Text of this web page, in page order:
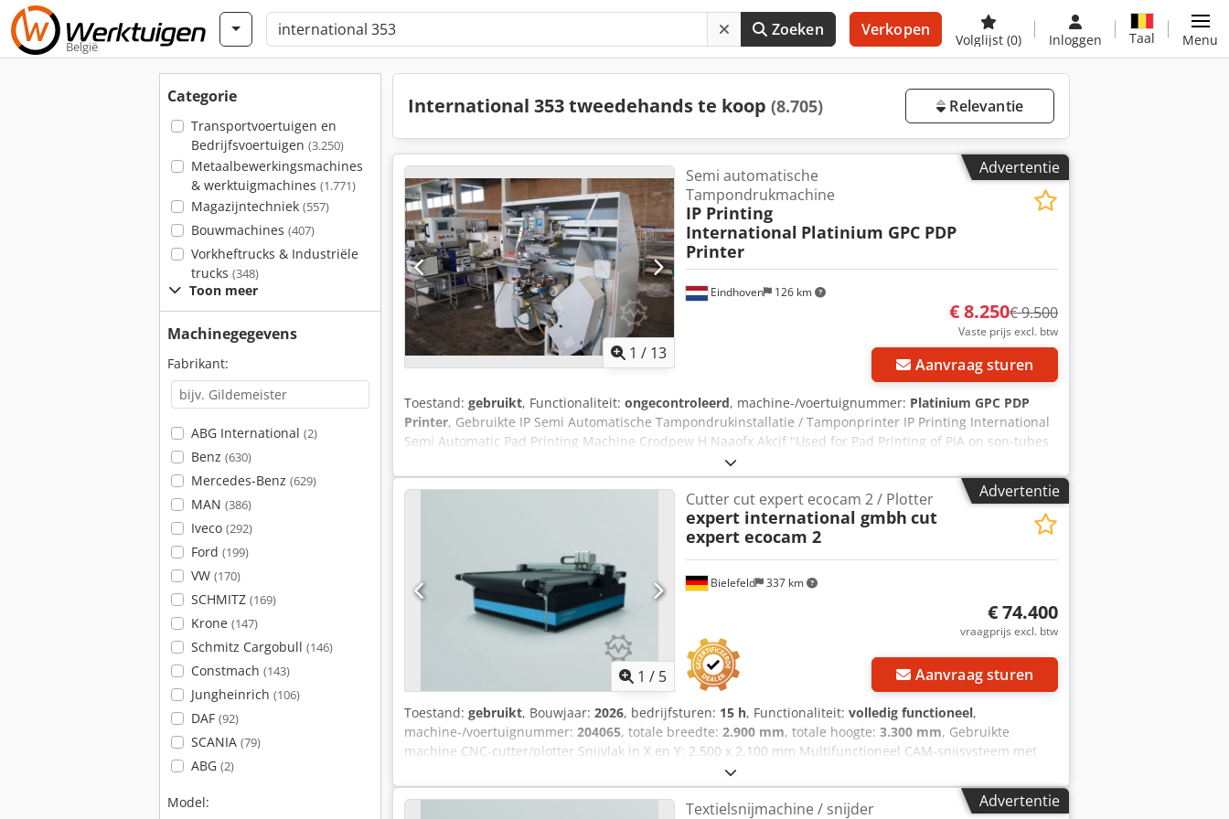
België
Zoeken Verkopen
Volglijst (0) Inloggen Taal Menu
Categorie
Transportvoertuigen en
Bedrijfsvoertuigen (3.250)
Metaalbewerkingsmachines
& werktuigmachines (1.771)
Magazijntechniek (557)
Bouwmachines (407)
Vorkheftrucks & Industriële
trucks (348)
Toon meer
Machinegegevens
Fabrikant:
ABG International (2)
Benz (630)
Mercedes-Benz (629)
MAN (386)
Iveco (292)
Ford (199)
VW (170)
SCHMITZ (169)
Krone (147)
Schmitz Cargobull (146)
Constmach (143)
Jungheinrich (106)
DAF (92)
SCANIA (79)
ABG (2)
Model:
International 353 tweedehands te koop (8.705) Relevantie
Advertentie
1 / 13
Eindhoven 126 km
Semi automatische
Tampondrukmachine
IP Printing
International Platinium GPC PDP
Printer
€ 8.250€ 9.500
Vaste prijs excl. btw
Aanvraag sturen
Toestand: gebruikt, Functionaliteit: ongecontroleerd, machine-/voertuignummer: Platinium GPC PDP
Printer, Gebruikte IP Semi Automatische Tampondrukinstallatie / Tamponprinter IP Printing International
Semi Automatic Pad Printing Machine Crodpew H Naaofx Akcjf "Used for Pad Printing of PIA on son-tubes
and on shaped products" Manufacturer: IP Printing International Belgium Model: Slider 160 GPC+P 290
GPC Type: Platinium GPC PDP Printer Controller: Siemens Simatic Tough Pannel Inclusief pallet met
Advertentie
1 / 5
Bielefeld 337 km
Cutter cut expert ecocam 2 / Plotter
expert international gmbh cut
expert ecocam 2
€ 74.400
vraagprijs excl. btw
Aanvraag sturen
Toestand: gebruikt, Bouwjaar: 2026, bedrijfsturen: 15 h, Functionaliteit: volledig functioneel,
machine-/voertuignummer: 204065, totale breedte: 2.900 mm, totale hoogte: 3.300 mm, Gebruikte
machine CNC-cutter/plotter Snijvlak in X en Y: 2.500 x 2.100 mm Multifunctioneel CAM-snijsysteem met
CNC-mes-technologie voor 2D-snijden van leer, textiel, technische stoffen, schuim en andere vlakke, semi-
flexibele of stijve, niet-metalen materialen. Uitrusting van de gebruikte machine: • 1 snijbrug en 1
multifunctionele gereedschapskop De machine wordt geleverd met een aangedreven rondmes, eenAdvertentie
Textielsnijmachine / snijder